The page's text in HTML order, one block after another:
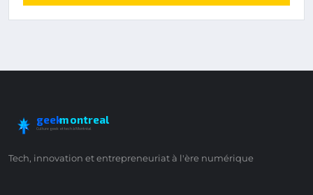
geekmontreal
Culture geek et tech à Montréal
Tech, innovation et entrepreneuriat à l'ère numérique